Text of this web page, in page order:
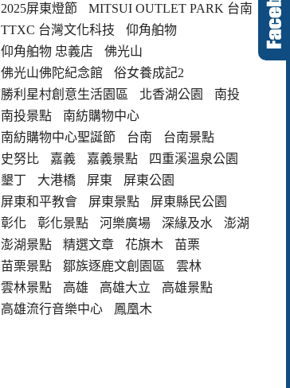
2025屏東燈節
MITSUI OUTLET PARK 台南
TTXC 台灣文化科技
仰角舶物
仰角舶物 忠義店
佛光山
佛光山佛陀紀念館
俗女養成記2
勝利星村創意生活園區
北香湖公園
南投
南投景點
南紡購物中心
南紡購物中心聖誕節
台南
台南景點
史努比
嘉義 嘉義景點
四重溪溫泉公園
墾丁
大港橋 屏東
屏東公園
屏東和平教會
屏東景點
屏東縣民公園
彰化
彰化景點 河樂廣場 深緣及水
澎湖
澎湖景點
精選文章 花旗木
苗栗
苗栗景點
鄒族逐鹿文創園區
雲林
雲林景點
高雄 高雄大立
高雄景點
高雄流行音樂中心
鳳凰木